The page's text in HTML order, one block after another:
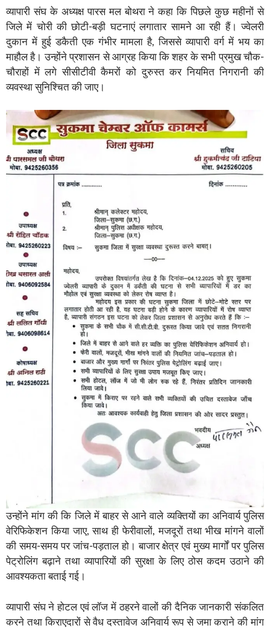
व्यापारी संघ के अध्यक्ष पारस मल बोथरा ने कहा कि पिछले कुछ महीनों से
जिले में चोरी की छोटी-बड़ी घटनाएं लगातार सामने आ रही हैं। ज्वेलरी
दुकान में हुई डकैती एक गंभीर मामला है, जिससे व्यापारी वर्ग में भय का
माहौल है। उन्होंने प्रशासन से आग्रह किया कि शहर के सभी प्रमुख चौक-
चौराहों में लगे सीसीटीवी कैमरों को दुरुस्त कर नियमित निगरानी की
व्यवस्था सुनिश्चित की जाए।
उन्होंने मांग की कि जिले में बाहर से आने वाले व्यक्तियों का अनिवार्य पुलिस
वेरिफिकेशन किया जाए, साथ ही फेरीवालों, मजदूरों तथा भीख मांगने वालों
की समय-समय पर जांच-पड़ताल हो। बाजार क्षेत्र एवं मुख्य मार्गों पर पुलिस
पेट्रोलिंग बढ़ाने तथा व्यापारियों की सुरक्षा के लिए ठोस कदम उठाने की
आवश्यकता बताई गई।
व्यापारी संघ ने होटल एवं लॉज में ठहरने वालों की दैनिक जानकारी संकलित
करने तथा किराएदारों से वैध दस्तावेज अनिवार्य रूप से जमा कराने की मांग